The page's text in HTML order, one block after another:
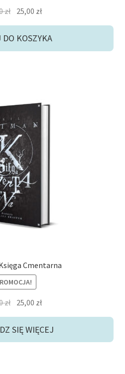
zł Pierwotna
cena
wynosiła:
25,00 złAktualna
cena
wynosi:
DO KOSZYKA
Cmentarna
zł Pierwotna
wynosiła:
25,00 złAktualna
wynosi:
SIĘ WIĘCEJ